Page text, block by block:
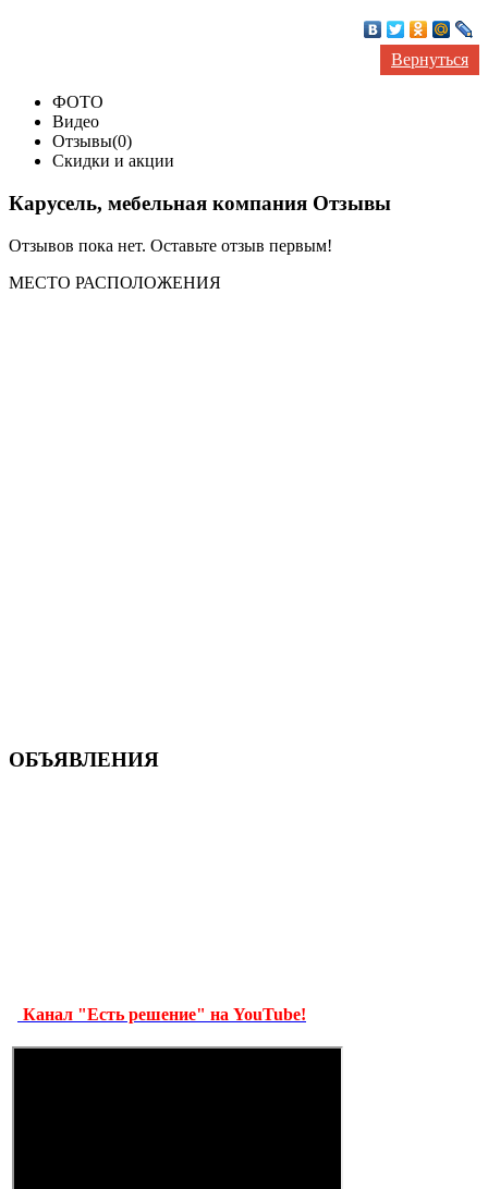
Вернуться
ФОТО
Видео
Отзывы(0)
Скидки и акции
Карусель, мебельная компания Отзывы
Отзывов пока нет. Оставьте отзыв первым!
МЕСТО РАСПОЛОЖЕНИЯ
ОБЪЯВЛЕНИЯ
Канал "Есть решение" на YouTube!